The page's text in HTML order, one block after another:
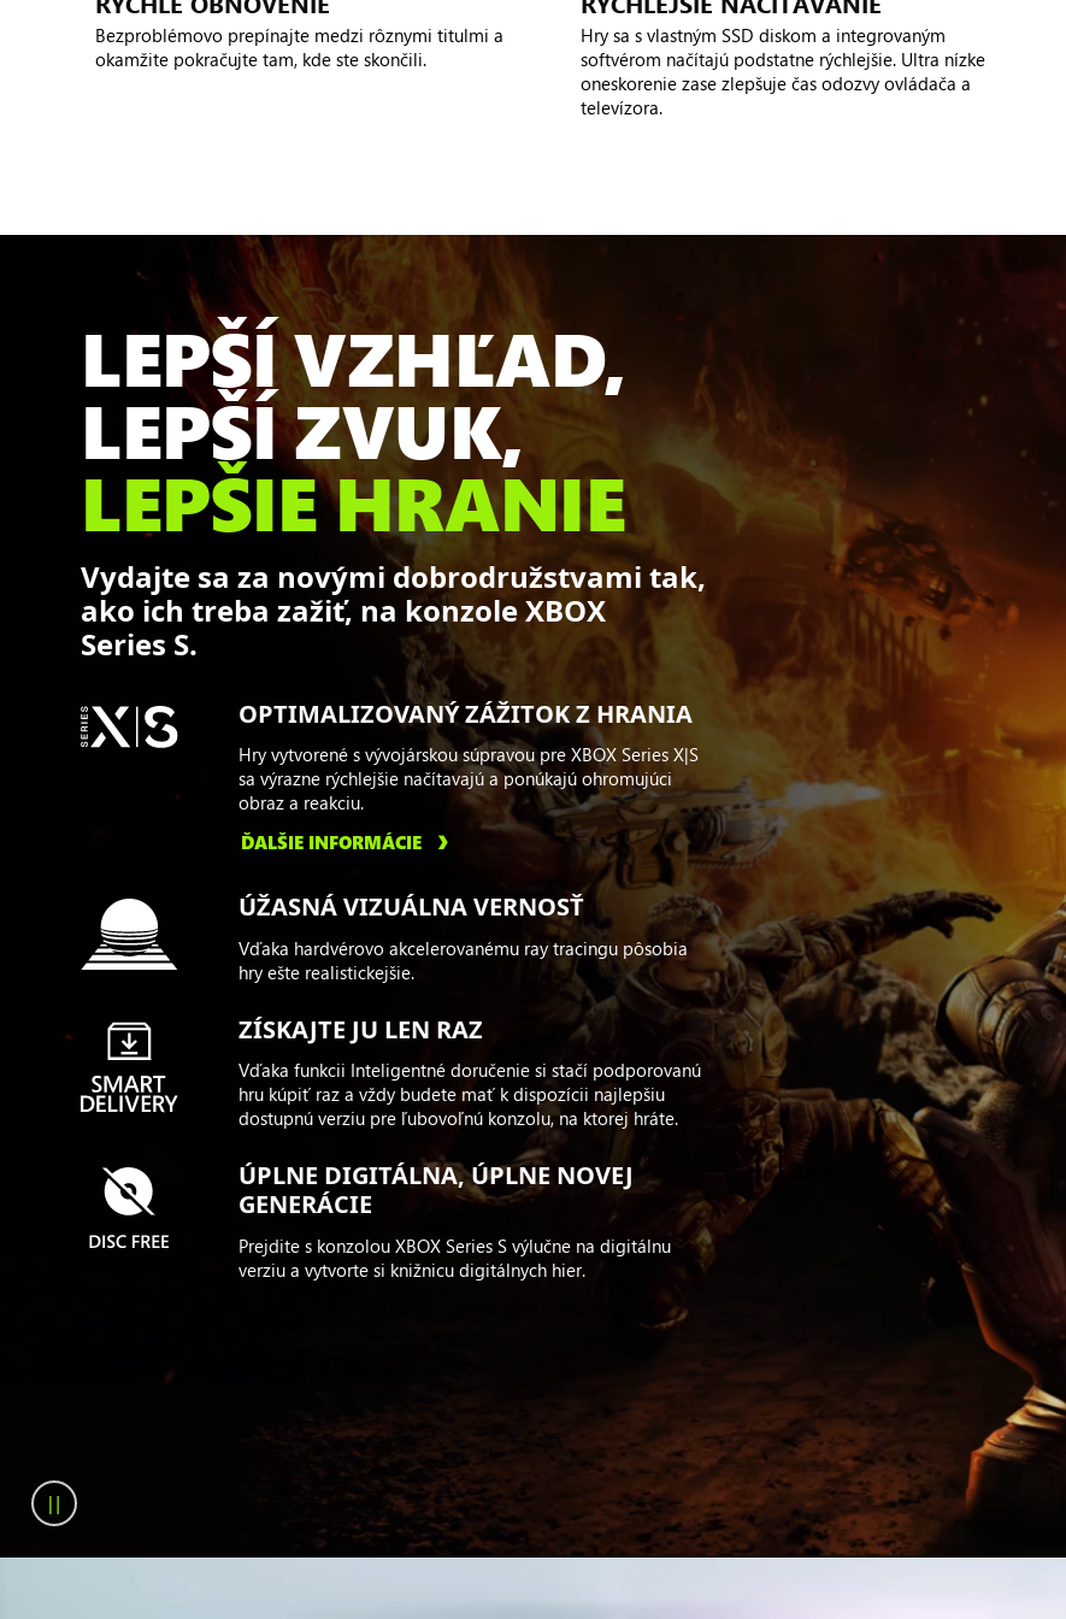
Bezproblémovo prepínajte medzi rôznymi titulmi a
okamžite pokračujte tam, kde ste skončili.
Hry sa s vlastným SSD diskom a integrovaným
softvérom načítajú podstatne rýchlejšie. Ultra nízke
oneskorenie zase zlepšuje čas odozvy ovládača a
televízora.
LEPŠÍ VZHĽAD,
LEPŠÍ ZVUK,
LEPŠIE HRANIE
Vydajte sa za novými dobrodružstvami tak,
ako ich treba zažiť, na konzole XBOX
Series S.
OPTIMALIZOVANÝ ZÁŽITOK Z HRANIA
Hry vytvorené s vývojárskou súpravou pre XBOX Series X|S
sa výrazne rýchlejšie načítavajú a ponúkajú ohromujúci
obraz a reakciu.
ĎALŠIE INFORMÁCIE
ÚŽASNÁ VIZUÁLNA VERNOSŤ
Vďaka hardvérovo akcelerovanému ray tracingu pôsobia
hry ešte realistickejšie.
ZÍSKAJTE JU LEN RAZ
Vďaka funkcii Inteligentné doručenie si stačí podporovanú
hru kúpiť raz a vždy budete mať k dispozícii najlepšiu
dostupnú verziu pre ľubovoľnú konzolu, na ktorej hráte.
ÚPLNE DIGITÁLNA, ÚPLNE NOVEJ
GENERÁCIE
Prejdite s konzolou XBOX Series S výlučne na digitálnu
verziu a vytvorte si knižnicu digitálnych hier.